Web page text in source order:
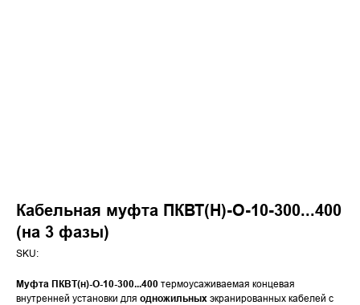
Кабельная муфта ПКВТ(Н)-О-10-300...400
(на 3 фазы)
SKU:
Муфта ПКВТ(н)-О-10-300...400 термоусаживаемая концевая
внутренней установки для одножильных экранированных кабелей с